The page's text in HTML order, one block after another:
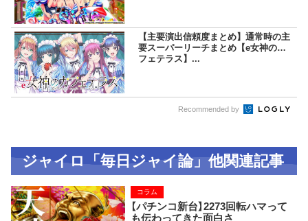
【主要演出信頼度まとめ】通常時の主
要スーパーリーチまとめ【e女神のカ
フェテラス】...
Recommended by
ジャイロ「毎日ジャイ論」他関連記事
【パチンコ新台】2273回転ハマって
も伝わってきた面白さ
コラム